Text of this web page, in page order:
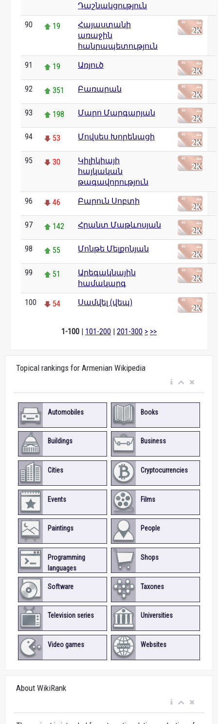
Դաշնակցություն
90 19
Հայաստանի
առաջին
հանրապետություն
91 19 Առյուծ
92 351 Բառարան
93 198 Մարո Մարգարյան
94 53 Մովսես Խորենացի
95 30
Կիլիկիայի
հայկական
թագավորություն
96 46 Բարուն Սոբտի
97 142 Հրանտ Մաթևոսյան
98 55 Մոնթե Մելքոնյան
99 51
Արեգակնային
համակարգ
100 54 Սամվել (վեպ)
1-100 | 101-200 | 201-300 > >>
Topical rankings for Armenian Wikipedia
Automobiles Books
Buildings Business
Cities Cryptocurrencies
Events Films
Paintings People
Programming
languages
Shops
Software Taxones
Television series Universities
Video games Websites
About WikiRank